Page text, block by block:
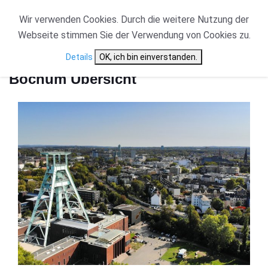
Bochum Übersicht
Bochum Übersicht
Wir verwenden Cookies. Durch die weitere Nutzung der
Webseite stimmen Sie der Verwendung von Cookies zu.
Details OK, ich bin einverstanden.